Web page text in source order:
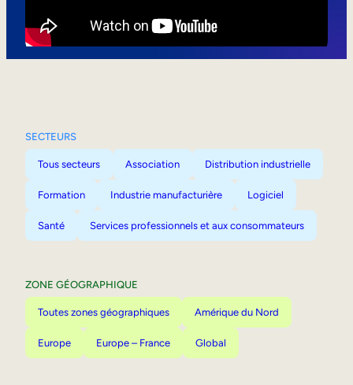
SECTEURS
Tous secteurs Association Distribution industrielle
Formation Industrie manufacturière Logiciel
Santé Services professionnels et aux consommateurs
ZONE GÉOGRAPHIQUE
Toutes zones géographiques Amérique du Nord
Europe Europe – France Global